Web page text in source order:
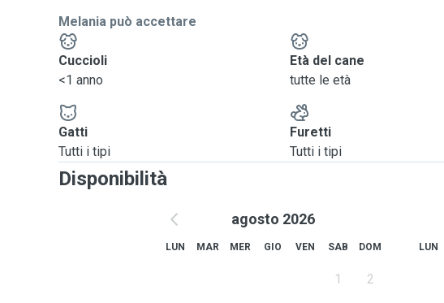
Melania può accettare
Cuccioli
<1 anno
Età del cane
tutte le età
Gatti
Tutti i tipi
Furetti
Tutti i tipi
Disponibilità
agosto 2026
LUN MAR MER GIO VEN SAB DOM
1 2
LUN